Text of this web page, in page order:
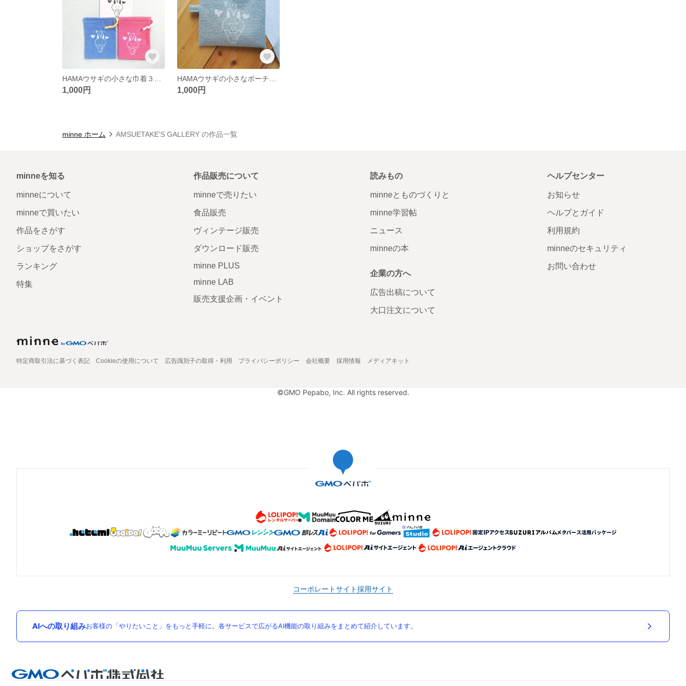
1,000円 1,000円
minne ホーム AMSUETAKE'S GALLERY の作品一覧
minneを知る
minneについて
minneで買いたい
作品をさがす
ショップをさがす
ランキング
特集
作品販売について
minneで売りたい
食品販売
ヴィンテージ販売
ダウンロード販売
minne PLUS
minne LAB
販売支援企画・イベント
読みもの
minneとものづくりと
minne学習帖
ニュース
minneの本
企業の方へ
広告出稿について
大口注文について
ヘルプセンター
お知らせ
ヘルプとガイド
利用規約
minneのセキュリティ
お問い合わせ
特定商取引法に基づく表記 Cookieの使用について 広告識別子の取得・利用 プライバシーポリシー 会社概要 採用情報 メディアキット
©GMO Pepabo, Inc. All rights reserved.
コーポレートサイト採用サイト
AIへの取り組みお客様の「やりたいこと」をもっと手軽に。各サービスで広がるAI機能の取り組みをまとめて紹介しています。